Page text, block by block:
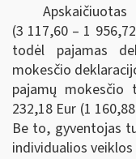
(3 117,60 – 1
todėl pajamas
mokesčio
pajamų mokesčio
232,18 Eur (1
Be to, gyventojas
individualios veiklos